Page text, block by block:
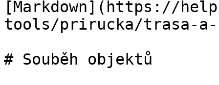
[Markdown](https://
tools/prirucka/trasa-
# Souběh objektů